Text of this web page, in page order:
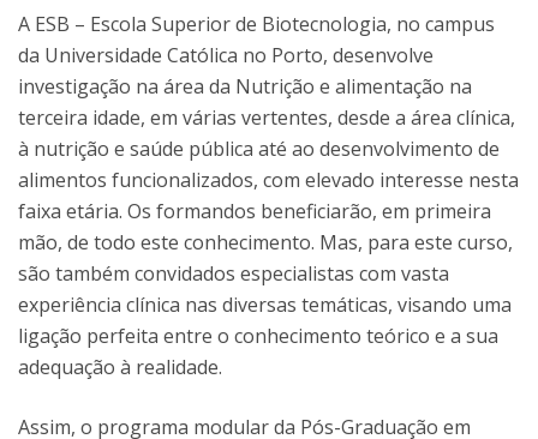
A ESB – Escola Superior de Biotecnologia, no campus
da Universidade Católica no Porto, desenvolve
investigação na área da Nutrição e alimentação na
terceira idade, em várias vertentes, desde a área clínica,
à nutrição e saúde pública até ao desenvolvimento de
alimentos funcionalizados, com elevado interesse nesta
faixa etária. Os formandos beneficiarão, em primeira
mão, de todo este conhecimento. Mas, para este curso,
são também convidados especialistas com vasta
experiência clínica nas diversas temáticas, visando uma
ligação perfeita entre o conhecimento teórico e a sua
adequação à realidade.
Assim, o programa modular da Pós-Graduação em